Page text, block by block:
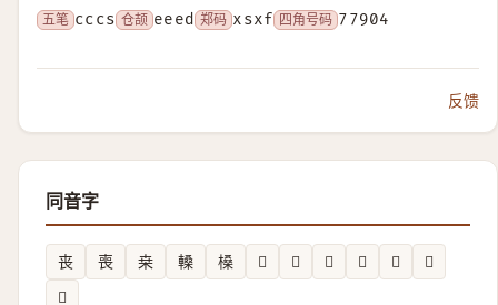
五笔 cccs 仓颉 eeed 郑码 xsxf 四角号码 77904
反馈
同音字
丧 喪 桒 䡦 槡 𣉕 𧚾 𠷫 𤌧 𧏠
𫄪
𦅇